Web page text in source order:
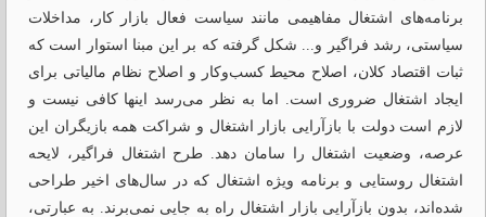
برنامه‌های اشتغال مفاهیمی مانند سیاست فعال بازار کار، مداخلات
سیاستی، رشد فراگیر و... شکل گرفته که بر این مبنا استوار است که
ثبات اقتصاد کلان، اصلاح محیط کسب‌و‌کار و اصلاح نظام مالیاتی برای
ایجاد اشتغال ضروری است. اما به نظر می‌رسد اینها کافی نیست و
لازم است دولت با بازآرایی بازار اشتغال و شراکت همه بازیگران این
عرصه، وضعیت اشتغال را سامان دهد. طرح اشتغال فراگیر، لایحه
اشتغال روستایی و برنامه ویژه اشتغال که در سال‌های اخیر طراحی
شده‌اند، بدون بازآرایی بازار اشتغال راه به جایی نمی‌برند. به ‌عبارتی،